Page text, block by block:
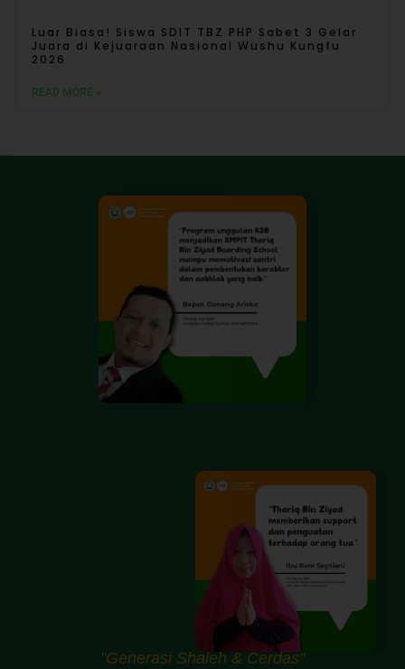
Luar Biasa! Siswa SDIT TBZ PHP Sabet 3 Gelar
Juara di Kejuaraan Nasional Wushu Kungfu
2026
READ MORE »
"Generasi Shaleh & Cerdas"